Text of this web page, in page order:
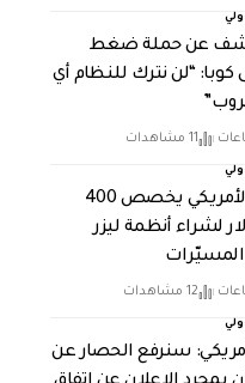
عن حملة ضغط
كوبا: “لن نترك للنظام أي
11 مشاهدات
الجيش الأمريكي يخصص 400
لشراء أنظمة ليزر
12 مشاهدات
سنرفع الحصار عن